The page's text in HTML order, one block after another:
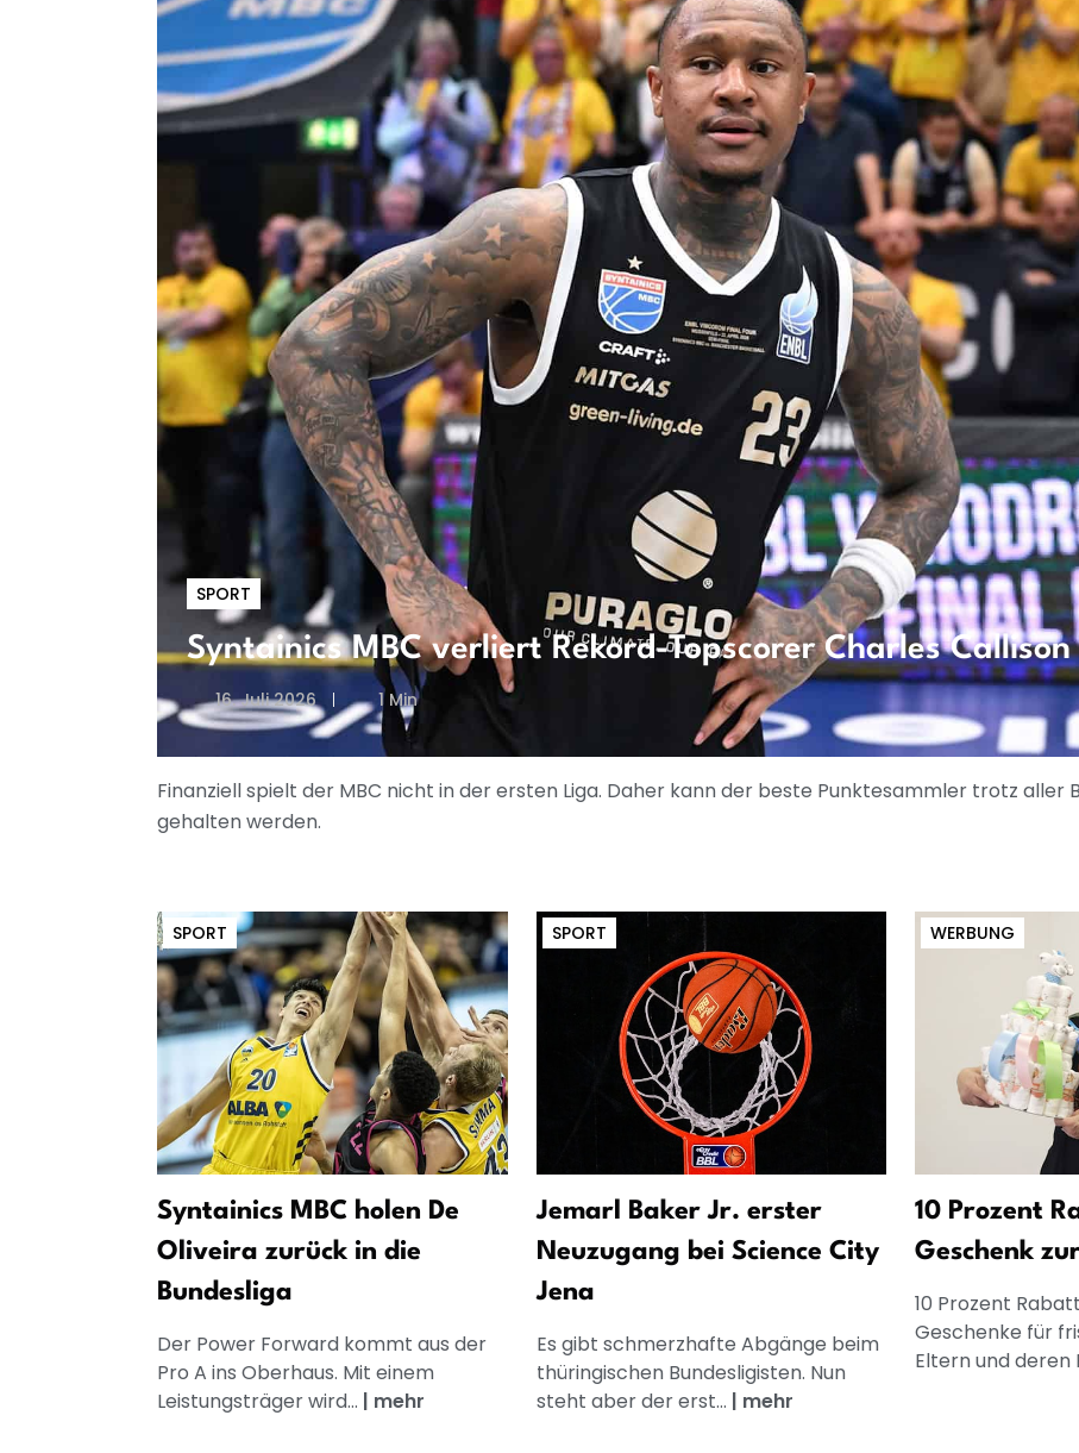
SPORT
Syntainics MBC verliert Rekord-Topscorer Charles Callison
16. Juli 2026 1 Min
Finanziell spielt der MBC nicht in der ersten Liga. Daher kann der beste Punktesammler trotz aller
gehalten werden.
SPORT
Syntainics MBC holen De
Oliveira zurück in die
Bundesliga
Der Power Forward kommt aus der
Pro A ins Oberhaus. Mit einem
Leistungsträger wird... | mehr
SPORT
Jemarl Baker Jr. erster
Neuzugang bei Science City
Jena
Es gibt schmerzhafte Abgänge beim
thüringischen Bundesligisten. Nun
steht aber der erst... | mehr
WERBUNG
10 Prozent
Geschenk
10 Prozent
Geschenke für
Eltern und deren